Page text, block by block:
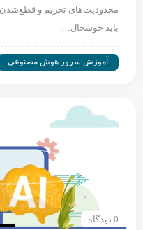
باید خوشحال…
آموزش سرور هوش مصنوعی
0 دیدگاه